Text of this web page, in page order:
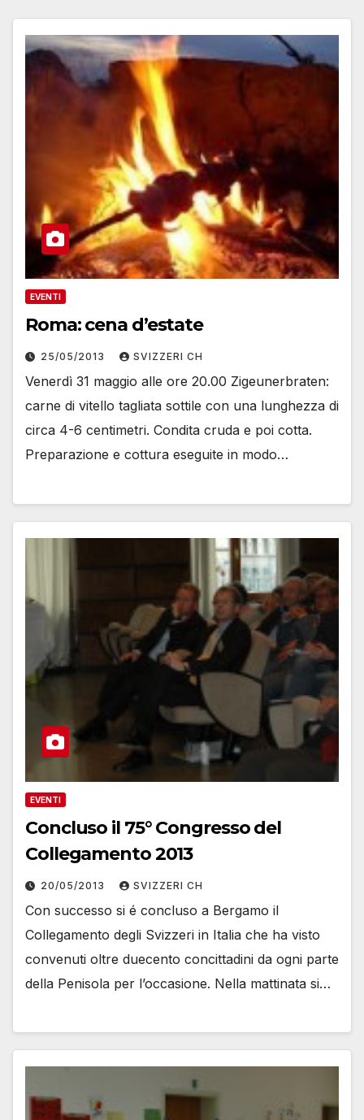
EVENTI
Roma: cena d’estate
25/05/2013 SVIZZERI CH
Venerdì 31 maggio alle ore 20.00 Zigeunerbraten:
carne di vitello tagliata sottile con una lunghezza di
circa 4-6 centimetri. Condita cruda e poi cotta.
Preparazione e cottura eseguite in modo…
EVENTI
Concluso il 75° Congresso del
Collegamento 2013
20/05/2013 SVIZZERI CH
Con successo si é concluso a Bergamo il
Collegamento degli Svizzeri in Italia che ha visto
convenuti oltre duecento concittadini da ogni parte
della Penisola per l’occasione. Nella mattinata si…